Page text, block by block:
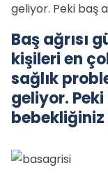
geliyor. Peki baş
Baş ağrısı
kişileri en
sağlık
geliyor. Peki
bebekliğiniz